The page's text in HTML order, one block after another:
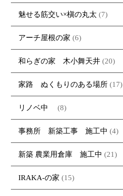
魅せる筋交い×槇の丸太 (7)
アーチ屋根の家 (6)
和らぎの家 木小舞天井 (20)
家路 ぬくもりのある場所 (17)
リノベ中 (8)
事務所 新築工事 施工中 (4)
新築 農業用倉庫 施工中 (21)
IRAKA-の家 (15)